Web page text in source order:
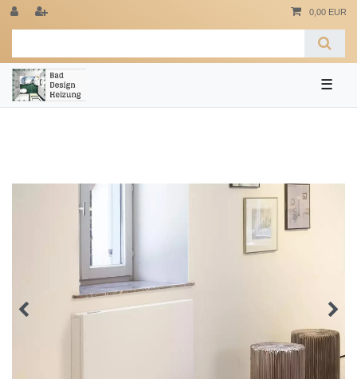
0,00 EUR
☰